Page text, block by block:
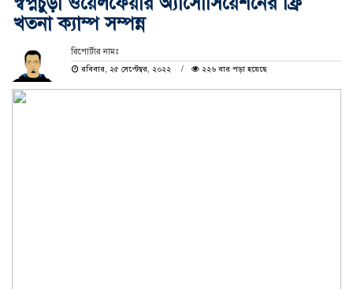
খতনা ক্যাম্প সম্পন্ন
রিপোর্টার নামঃ
রবিবার, ২৫ সেপ্টেম্বর, ২০২২
২২৬ বার পড়া হয়েছে